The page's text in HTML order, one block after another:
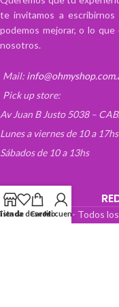
te invitamos a
podemos mejorar, o lo
nosotros.
Mail:
Pick up store:
Av Juan B Justo 5038 –
Lunes a viernes de 10 a 17hs
Sábados de 10 a 13hs
OhMyTienda! - Todos
de deseos
CarritoMi cuenta